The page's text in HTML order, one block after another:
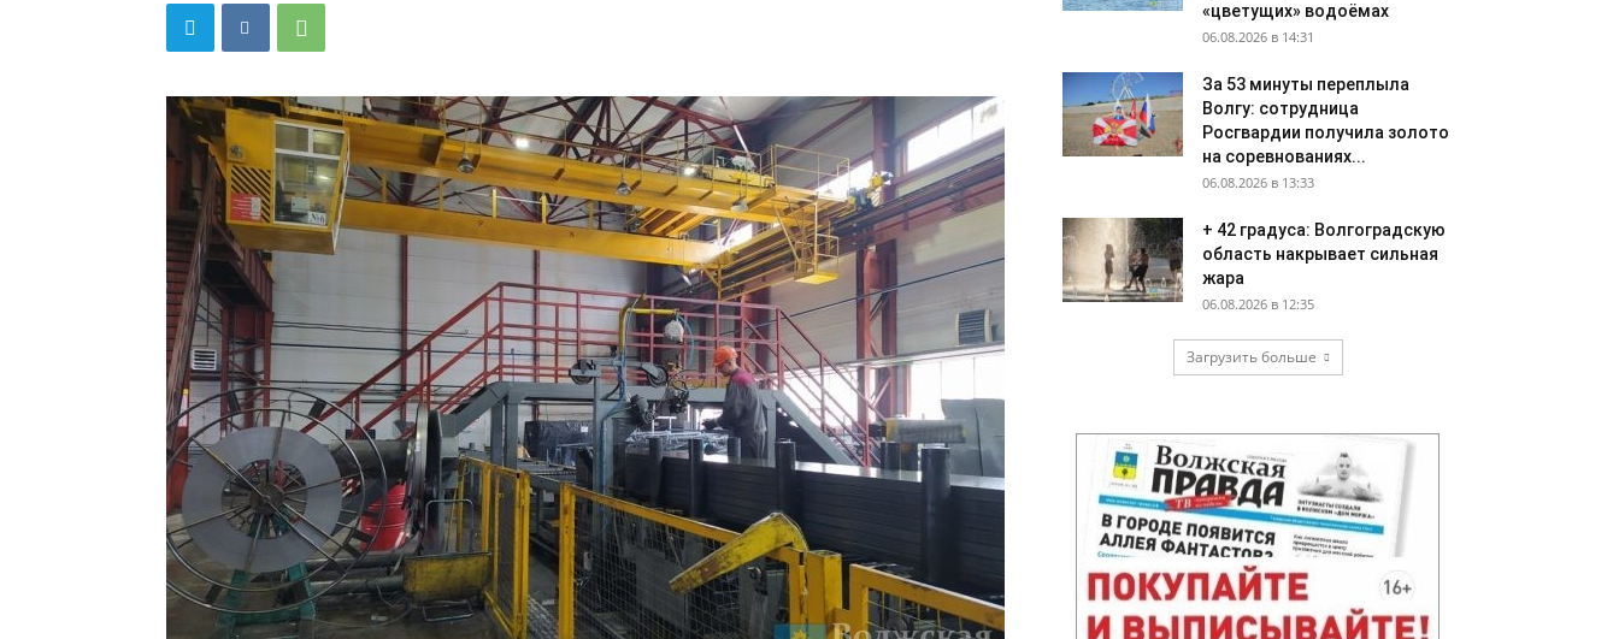
«цветущих» водоёмах
06.08.2026 в 14:31
За 53 минуты переплыла
Волгу: сотрудница
Росгвардии получила золото
на соревнованиях...
06.08.2026 в 13:33
+ 42 градуса: Волгоградскую
область накрывает сильная
жара
06.08.2026 в 12:35
Загрузить больше